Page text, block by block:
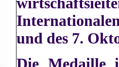
und des 7.